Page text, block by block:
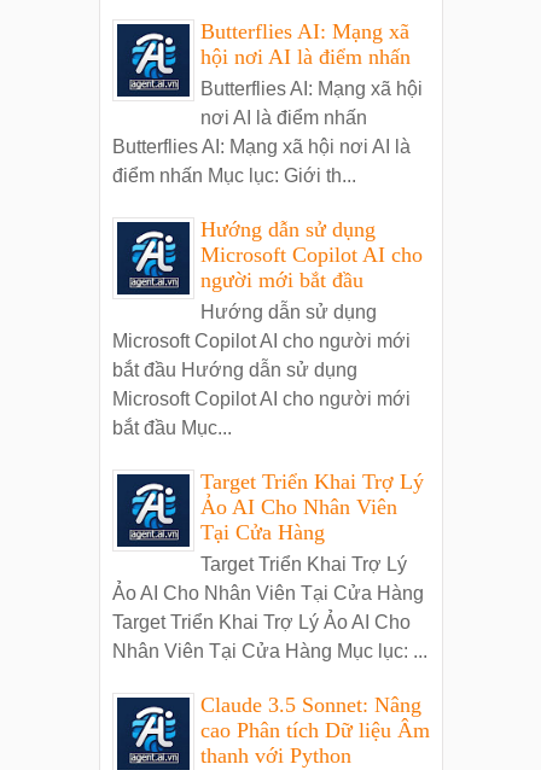
Butterflies AI: Mạng xã
hội nơi AI là điểm nhấn
Butterflies AI: Mạng xã hội
nơi AI là điểm nhấn
Butterflies AI: Mạng xã hội nơi AI là
điểm nhấn Mục lục: Giới th...
Hướng dẫn sử dụng
Microsoft Copilot AI cho
người mới bắt đầu
Hướng dẫn sử dụng
Microsoft Copilot AI cho người mới
bắt đầu Hướng dẫn sử dụng
Microsoft Copilot AI cho người mới
bắt đầu Mục...
Target Triển Khai Trợ Lý
Ảo AI Cho Nhân Viên
Tại Cửa Hàng
Target Triển Khai Trợ Lý
Ảo AI Cho Nhân Viên Tại Cửa Hàng
Target Triển Khai Trợ Lý Ảo AI Cho
Nhân Viên Tại Cửa Hàng Mục lục: ...
Claude 3.5 Sonnet: Nâng
cao Phân tích Dữ liệu Âm
thanh với Python